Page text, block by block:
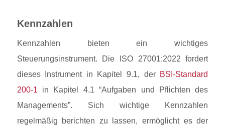
Kennzahlen
Kennzahlen bieten ein wichtiges
Steuerungsinstrument. Die ISO 27001:2022 fordert
dieses Instrument in Kapitel 9.1, der BSI-Standard
200-1 in Kapitel 4.1 “Aufgaben und Pflichten des
Managements”. Sich wichtige Kennzahlen
regelmäßig berichten zu lassen, ermöglicht es der